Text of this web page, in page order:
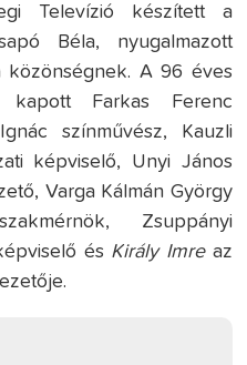
Televízió készített a
Béla, nyugalmazott
közönségnek. A 96 éves
Farkas Ferenc
színművész, Kauzli
képviselő, Unyi János
Varga Kálmán György
Zsuppányi
és Király Imreaz